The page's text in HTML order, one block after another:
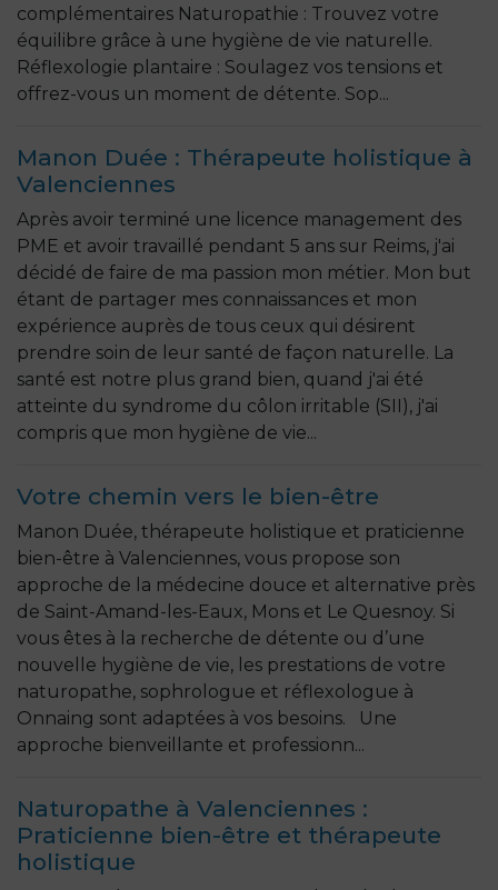
complémentaires Naturopathie : Trouvez votre
équilibre grâce à une hygiène de vie naturelle.
Réflexologie plantaire : Soulagez vos tensions et
offrez-vous un moment de détente. Sop...
Manon Duée : Thérapeute holistique à
Valenciennes
Après avoir terminé une licence management des
PME et avoir travaillé pendant 5 ans sur Reims, j'ai
décidé de faire de ma passion mon métier. Mon but
étant de partager mes connaissances et mon
expérience auprès de tous ceux qui désirent
prendre soin de leur santé de façon naturelle. La
santé est notre plus grand bien, quand j'ai été
atteinte du syndrome du côlon irritable (SII), j'ai
compris que mon hygiène de vie...
Votre chemin vers le bien-être
Manon Duée, thérapeute holistique et praticienne
bien-être à Valenciennes, vous propose son
approche de la médecine douce et alternative près
de Saint-Amand-les-Eaux, Mons et Le Quesnoy. Si
vous êtes à la recherche de détente ou d’une
nouvelle hygiène de vie, les prestations de votre
naturopathe, sophrologue et réflexologue à
Onnaing sont adaptées à vos besoins. Une
approche bienveillante et professionn...
Naturopathe à Valenciennes :
Praticienne bien-être et thérapeute
holistique